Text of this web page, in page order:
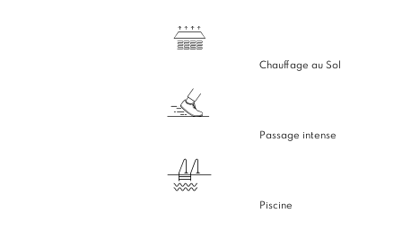
Chauffage au Sol
Passage intense
Piscine